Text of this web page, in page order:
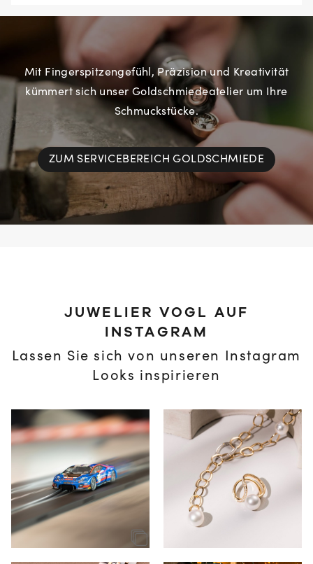
Mit Fingerspitzengefühl, Präzision und Kreativität
kümmert sich unser Goldschmiedeatelier um Ihre
Schmuckstücke.
ZUM SERVICEBEREICH GOLDSCHMIEDE
JUWELIER VOGL AUF
INSTAGRAM
Lassen Sie sich von unseren Instagram
Looks inspirieren